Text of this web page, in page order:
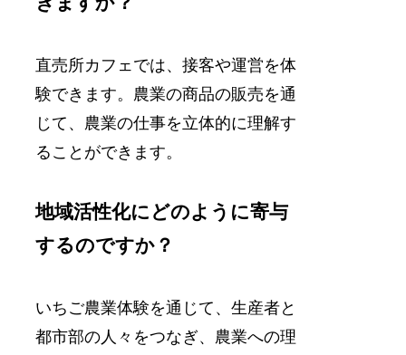
直売所カフェでは、接客や運営を体
験できます。農業の商品の販売を通
じて、農業の仕事を立体的に理解す
ることができます。
地域活性化にどのように寄与
するのですか？
いちご農業体験を通じて、生産者と
都市部の人々をつなぎ、農業への理